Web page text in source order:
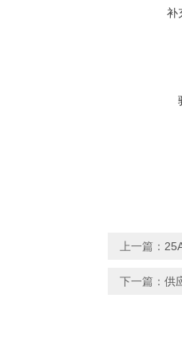
补
上一篇：
下一篇： 供